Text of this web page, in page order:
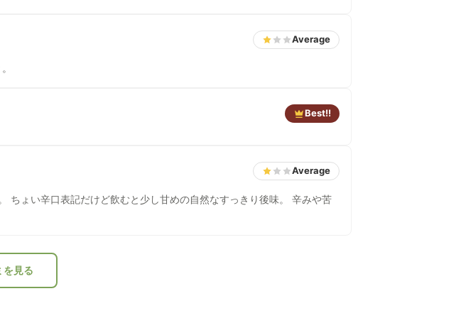
Average
Best!!
Average
ょい辛口表記だけど飲むと少し甘めの自然なすっきり後味。 辛みや苦
を見る